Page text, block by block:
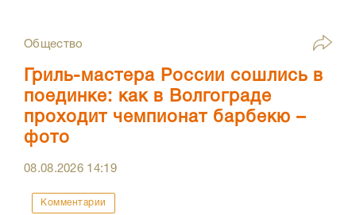
Общество
Гриль-мастера России сошлись в
поединке: как в Волгограде
проходит чемпионат барбекю –
фото
08.08.2026 14:19
Комментарии